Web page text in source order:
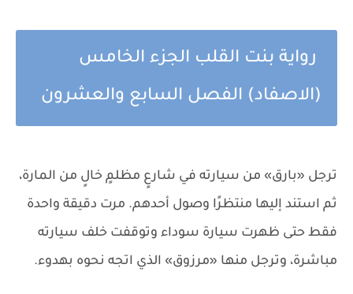
رواية بنت القلب الجزء الخامس
(الاصفاد) الفصل السابع والعشرون
ترجل «بارق» من سيارته في شارعٍ مظلمٍ خالٍ من المارة،
ثم استند إليها منتظرًا وصول أحدهم. مرت دقيقة واحدة
فقط حتى ظهرت سيارة سوداء وتوقفت خلف سيارته
مباشرة، وترجل منها «مرزوق» الذي اتجه نحوه بهدوء.